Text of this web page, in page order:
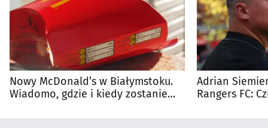
Nowy McDonald’s w Białymstoku.
Wiadomo, gdzie i kiedy zostanie
Adrian
Rangers FC: